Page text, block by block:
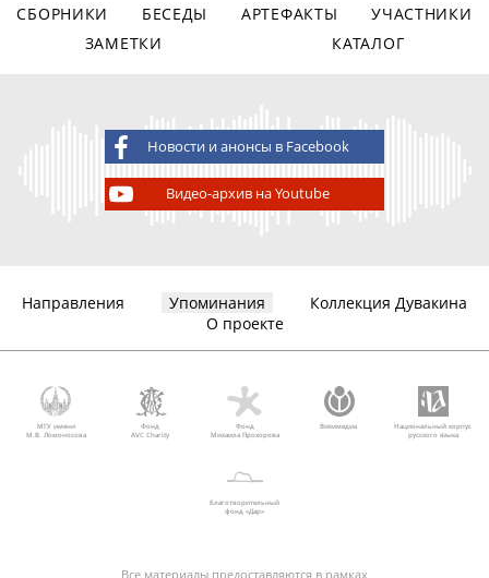
СБОРНИКИ БЕСЕДЫ АРТЕФАКТЫ
УЧАСТНИКИ
ЗАМЕТКИ
КАТАЛОГ
Новости и анонсы в Facebook
Видео-архив на Youtube
Направления Упоминания
Коллекция Дувакина
О проекте
МГУ имени
М.В. Ломоносова
Фонд
AVC Charity
Фонд
Михаила Прохорова
Викимедиа
Национальный корпус
русского языка
Благотворительный
фонд «Дар»
Все материалы предоставляются в рамках